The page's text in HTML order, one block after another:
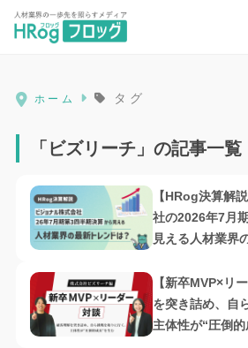
HRog | 人材業界の一歩先
ホーム タグ
「ビズリーチ」の記事一覧
【HRog決算解
社の2026年7月
見える人材業界
【新卒MVP×リ
を突き詰め、自
主体性が“圧倒